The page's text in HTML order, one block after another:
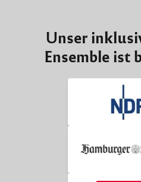
Unser
Ensemble ist